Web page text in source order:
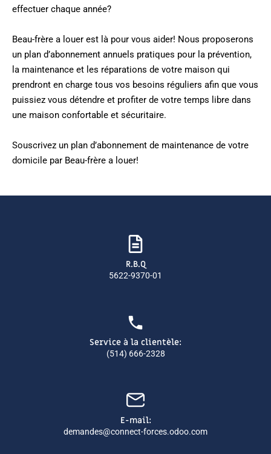
effectuer chaque année?
Beau-frère a louer est là pour vous aider! Nous proposerons
un plan d’abonnement annuels pratiques pour la prévention,
la maintenance et les réparations de votre maison qui
prendront en charge tous vos besoins réguliers afin que vous
puissiez vous détendre et profiter de votre temps libre dans
une maison confortable et sécuritaire.
Souscrivez un plan d’abonnement de maintenance de votre
domicile par Beau-frère a louer!
R.B.Q
5622-9370-01
Service à la clientèle:
(514) 666-2328
E-mail:
demandes@connect-forces.odoo.com